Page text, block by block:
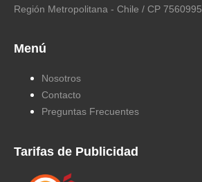
Región Metropolitana - Chile / CP 7560995
Menú
Nosotros
Contacto
Preguntas Frecuentes
Tarifas de Publicidad